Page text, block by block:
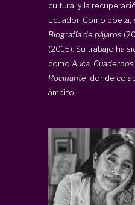
cultural y la
Ecuador. Como
Biografía de pájaros
(2015). Su trabajo ha
como Auca,
Rocinante, donde
ámbito ...